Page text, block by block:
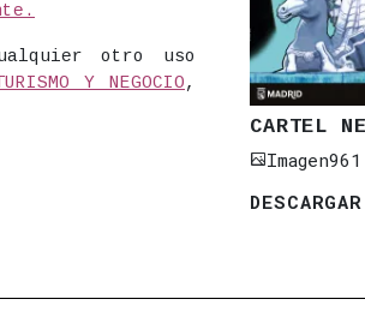
otro uso
Y NEGOCIO,
CARTEL
Imagen
DESCARGAR